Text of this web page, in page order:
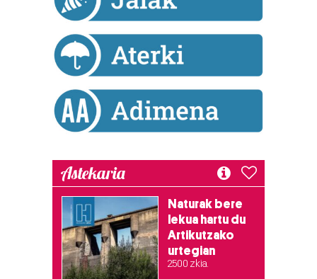
baliatzen gara. Ohar hau onartuz gero, teknologia hori
erabiltzeko baimen esplizitua ematen diguzu.Gehiago
irakurri
Astekaria
Naturak bere
lekua hartu du
Artikutzako
urtegian
2.500 zkia.